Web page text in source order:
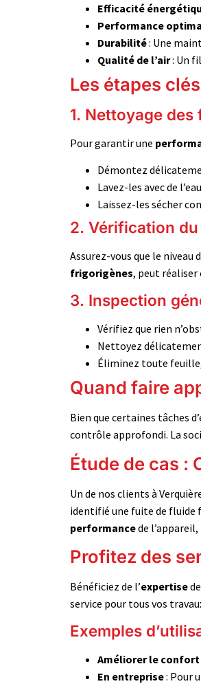
Efficacité
Performance
Durabilité: Une
Qualité de l’air: Un
Les étapes
1. Nettoyage des
Pour garantir une
Démontez
Lavez-les avec de
Laissez-les sécher
2. Vérification
Assurez-vous que le
frigorigènes, peut
3. Inspection
Vérifiez que rien
Nettoyez
Éliminez toute
Quand faire
Bien que certaines tâches
contrôle approfondi. La
Étude de cas :
Un de nos clients à
identifié une fuite de fluide
performancede
Profitez des
Bénéficiez de l’expertise
service pour tous vos
Exemples
Améliorer le
En entreprise: Pour